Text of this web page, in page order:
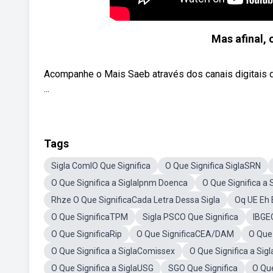
Mas afinal,
Acompanhe o Mais Saeb através dos canais digitais
...
Tags
Sigla ComlO Que Significa
O Que Significa SiglaSRN
O Que Significa a SiglaIpnm Doenca
O Que Significa a
Rhze O Que SignificaCada Letra Dessa Sigla
Oq UE
O Que SignificaTPM
Sigla PSCO Que Significa
O Que SignificaRip
O Que SignificaCEA/DAM
O
O Que Significa a SiglaComissex
O Que Significa a
O Que Significa a SiglaUSG
SGO Que Significa O